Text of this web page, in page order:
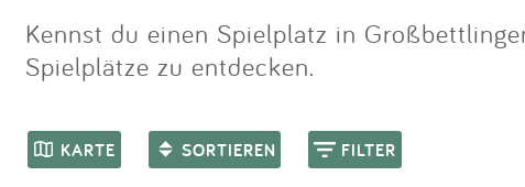
Kennst du einen Spielplatz in
Spielplätze zu entdecken.
KARTE SORTIEREN FILTER